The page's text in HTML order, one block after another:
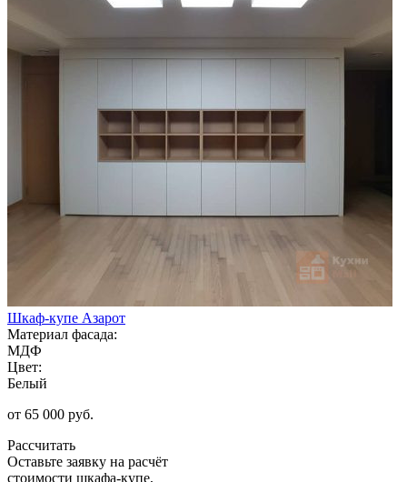
Шкаф-купе Азарот
Материал фасада:
МДФ
Цвет:
Белый
от 65 000 руб.
Рассчитать
Оставьте заявку на расчёт
стоимости шкафа-купе,